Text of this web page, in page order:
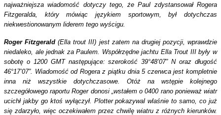
najważniejsza wiadomość dotyczy tego, że Paul zdystansował Rogera
Fitzgeralda, który mówiąc językiem sportowym, był dotychczas
niekwestionowanym liderem tego wyścigu.
Roger Fitzgerald(Ella trout III) jest zatem na drugiej pozycji, wprawdzie
niedaleko, ale jednak za Paulem. Współrzędne jachtu Ella Trout III były w
sobotę o 1200 GMT następujące: szerokość 39°48’07” N oraz długość
46°17’07”. Wiadomość od Rogera z piątku dnia 5 czerwca jest kompletnie
inna niż wszystkie dotychczasowe. Otóż na wstępie kolejnego
szczegółowego raportu Roger donosi „wstałem o 0400 rano ponieważ wiatr
ucichł jakby go ktoś wyłączył. Plotter pokazywal wlaśnie to samo, co już
się zdarzyło, więc oczekiwałem przez chwilę wiatru z różnych kierunków.